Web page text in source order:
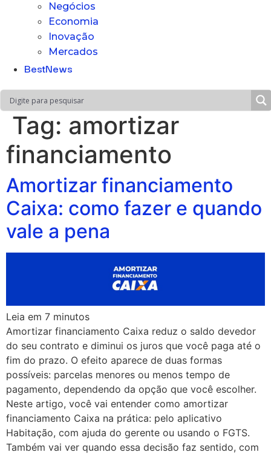
Negócios
Economia
Inovação
Mercados
BestNews
Tag: amortizar
financiamento
Amortizar financiamento
Caixa: como fazer e quando
vale a pena
Leia em 7 minutos
Amortizar financiamento Caixa reduz o saldo devedor
do seu contrato e diminui os juros que você paga até o
fim do prazo. O efeito aparece de duas formas
possíveis: parcelas menores ou menos tempo de
pagamento, dependendo da opção que você escolher.
Neste artigo, você vai entender como amortizar
financiamento Caixa na prática: pelo aplicativo
Habitação, com ajuda do gerente ou usando o FGTS.
Também vai ver quando essa decisão faz sentido, com